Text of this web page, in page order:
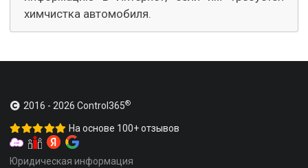
химчистка автомобиля.
2016 -2026 Control365®
На основе 100+ отзывов
Юридическая информация